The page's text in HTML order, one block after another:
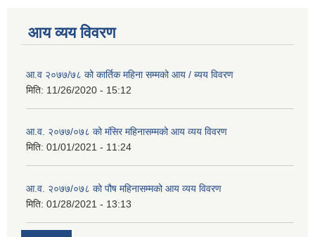
आय व्यय विवरण
आ.व २०७७/७८ को कार्तिक महिना सम्मको आय / ब्यय विवरण
मिति: 11/26/2020 - 15:12
आ.व. २०७७/०७८ को मंसिर महिनासम्मको आय व्यय विवरण
मिति: 01/01/2021 - 11:24
आ.व. २०७७/०७८ को पौष महिनासम्मको आय व्यय विवरण
मिति: 01/28/2021 - 13:13